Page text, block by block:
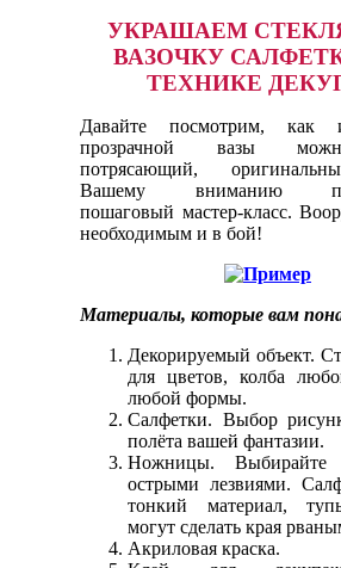
УКРАШАЕМ
ВАЗОЧКУ
ТЕХНИКЕ
Давайте посмотрим, как
прозрачной вазы
потрясающий,
Вашему вниманию
пошаговый мастер-класс.
необходимым и в бой!
Материалы, которые вам
Декорируемый объект.
для цветов, колба
любой формы.
Салфетки. Выбор
полёта вашей фантазии.
Ножницы.
острыми лезвиями.
тонкий материал,
могут сделать края
Акриловая краска.